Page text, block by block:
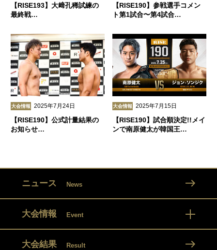
【RISE193】大﨑孔稀試練の
最終戦…
【RISE190】参戦選手コメン
ト第1試合〜第4試合…
大会情報 2025年7月24日
【RISE190】公式計量結果の
お知らせ…
大会情報 2025年7月15日
【RISE190】試合順決定!!メイ
ンで南原健太が韓国王…
ニュース News
大会情報 Event
大会結果 Result